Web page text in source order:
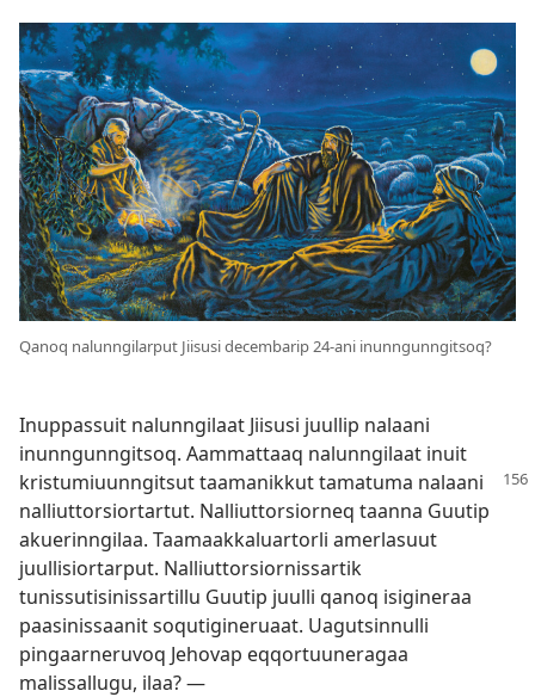
Qanoq nalunngilarput Jiisusi decembarip 24-ani inunngunngitsoq?
Inuppassuit nalunngilaat Jiisusi juullip nalaani
inunngunngitsoq. Aammattaaq nalunngilaat inuit
kristumiuunngitsut taamanikkuttamatuma nalaani
nalliuttorsiortartut. Nalliuttorsiorneq taanna Guutip
akuerinngilaa. Taamaakkaluartorli amerlasuut
juullisiortarput. Nalliuttorsiornissartik
tunissutisinissartillu Guutip juulli qanoq isigineraa
paasinissaanit soqutigineruaat. Uagutsinnulli
pingaarneruvoq Jehovap eqqortuuneragaa
malissallugu, ilaa? —